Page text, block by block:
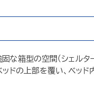
箱型の空間（シェルタ
ッドの上部を覆い、ベッ